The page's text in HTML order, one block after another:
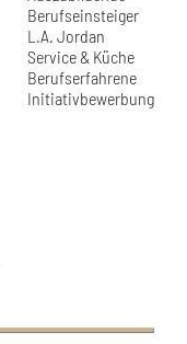
Berufseinsteiger
L.A. Jordan
Service & Küche
Berufserfahrene
Initiativbewerbung